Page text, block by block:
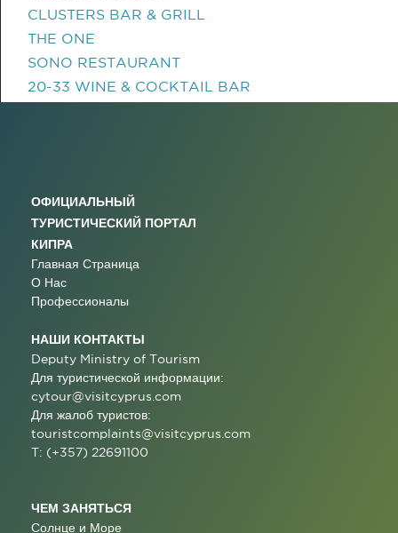
CLUSTERS BAR & GRILL
THE ONE
SONO RESTAURANT
20-33 WINE & COCKTAIL BAR
ОФИЦИАЛЬНЫЙ
ТУРИСТИЧЕСКИЙ ПОРТАЛ
КИПРА
Главная Страница
О Нас
Профессионалы
НАШИ КОНТАКТЫ
Deputy Ministry of Tourism
Для туристической информации:
cytour@visitcyprus.com
Для жалоб туристов:
touristcomplaints@visitcyprus.com
T: (+357) 22691100
ЧЕМ ЗАНЯТЬСЯ
Солнце и Море